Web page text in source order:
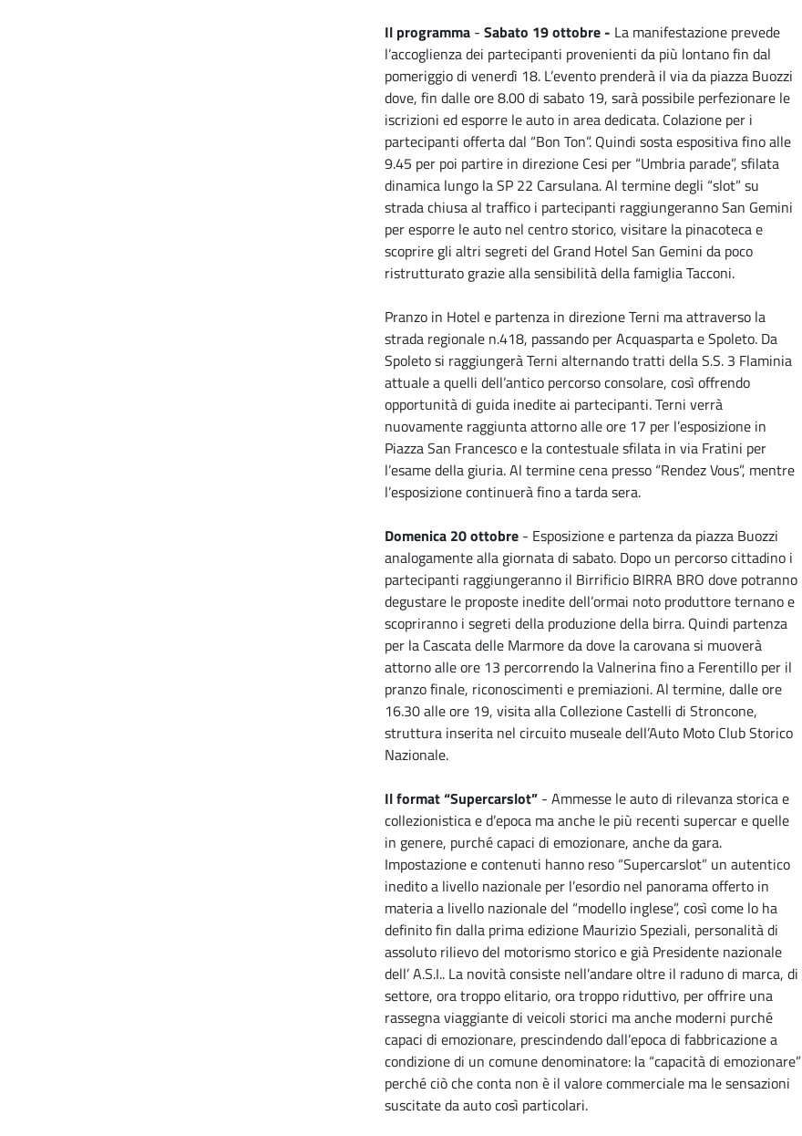
Il programma - Sabato 19 ottobre - La manifestazione prevede
l’accoglienza dei partecipanti provenienti da più lontano fin dal
pomeriggio di venerdì 18. L’evento prenderà il via da piazza Buozzi
dove, fin dalle ore 8.00 di sabato 19, sarà possibile perfezionare le
iscrizioni ed esporre le auto in area dedicata. Colazione per i
partecipanti offerta dal “Bon Ton”. Quindi sosta espositiva fino alle
9.45 per poi partire in direzione Cesi per “Umbria parade”, sfilata
dinamica lungo la SP 22 Carsulana. Al termine degli “slot” su
strada chiusa al traffico i partecipanti raggiungeranno San Gemini
per esporre le auto nel centro storico, visitare la pinacoteca e
scoprire gli altri segreti del Grand Hotel San Gemini da poco
ristrutturato grazie alla sensibilità della famiglia Tacconi.
Pranzo in Hotel e partenza in direzione Terni ma attraverso la
strada regionale n.418, passando per Acquasparta e Spoleto. Da
Spoleto si raggiungerà Terni alternando tratti della S.S. 3 Flaminia
attuale a quelli dell’antico percorso consolare, così offrendo
opportunità di guida inedite ai partecipanti. Terni verrà
nuovamente raggiunta attorno alle ore 17 per l’esposizione in
Piazza San Francesco e la contestuale sfilata in via Fratini per
l’esame della giuria. Al termine cena presso “Rendez Vous”, mentre
l’esposizione continuerà fino a tarda sera.
Domenica 20 ottobre - Esposizione e partenza da piazza Buozzi
analogamente alla giornata di sabato. Dopo un percorso cittadino i
partecipanti raggiungeranno il Birrificio BIRRA BRO dove potranno
degustare le proposte inedite dell’ormai noto produttore ternano e
scopriranno i segreti della produzione della birra. Quindi partenza
per la Cascata delle Marmore da dove la carovana si muoverà
attorno alle ore 13 percorrendo la Valnerina fino a Ferentillo per il
pranzo finale, riconoscimenti e premiazioni. Al termine, dalle ore
16.30 alle ore 19, visita alla Collezione Castelli di Stroncone,
struttura inserita nel circuito museale dell’Auto Moto Club Storico
Nazionale.
Il format “Supercarslot” - Ammesse le auto di rilevanza storica e
collezionistica e d’epoca ma anche le più recenti supercar e quelle
in genere, purché capaci di emozionare, anche da gara.
Impostazione e contenuti hanno reso “Supercarslot” un autentico
inedito a livello nazionale per l’esordio nel panorama offerto in
materia a livello nazionale del “modello inglese”, così come lo ha
definito fin dalla prima edizione Maurizio Speziali, personalità di
assoluto rilievo del motorismo storico e già Presidente nazionale
dell’ A.S.I.. La novità consiste nell’andare oltre il raduno di marca, di
settore, ora troppo elitario, ora troppo riduttivo, per offrire una
rassegna viaggiante di veicoli storici ma anche moderni purché
capaci di emozionare, prescindendo dall’epoca di fabbricazione a
condizione di un comune denominatore: la “capacità di emozionare”
perché ciò che conta non è il valore commerciale ma le sensazioni
suscitate da auto così particolari.